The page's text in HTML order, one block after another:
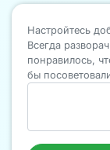
Настройтесь
Всегда
понравилось,
бы